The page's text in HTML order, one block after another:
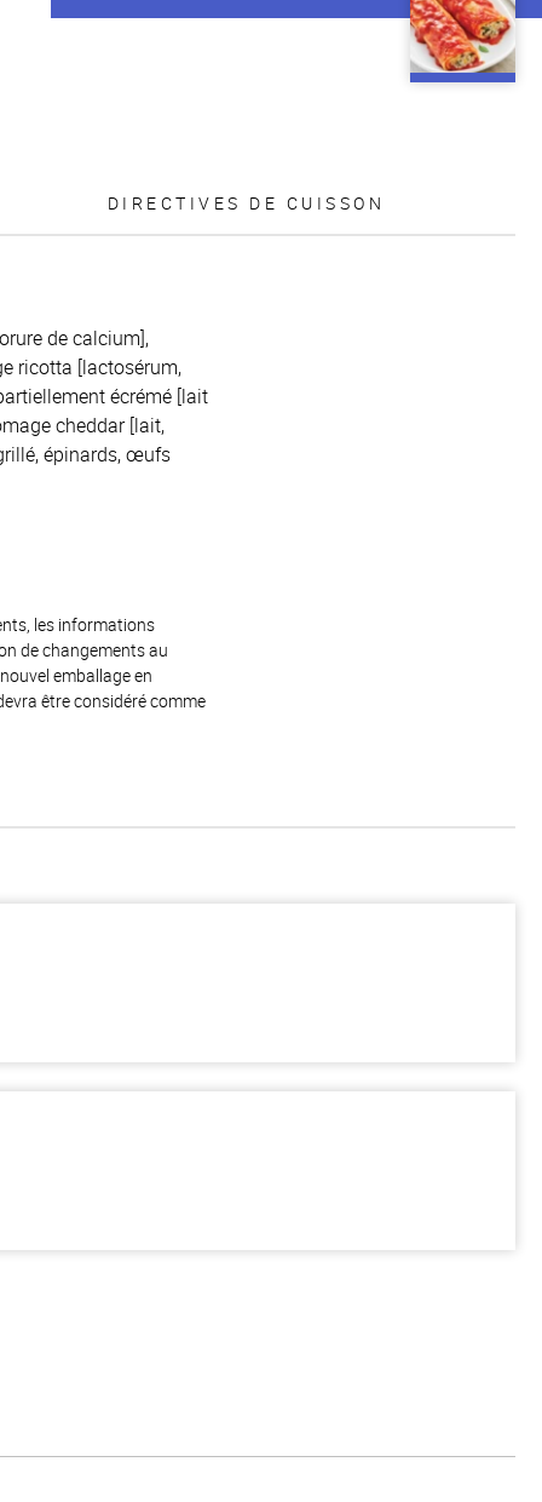
DIRECTIVES DE CUISSON
de calcium],
ricotta [lactosérum,
écrémé [lait
cheddar [lait,
épinards, œufs
les informations
de changements au
emballage en
être considéré comme